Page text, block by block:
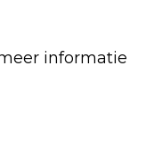
informatie